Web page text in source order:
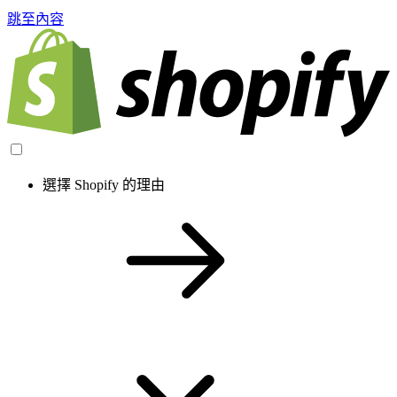
跳至內容
選擇 Shopify 的理由